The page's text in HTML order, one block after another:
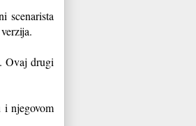
scenarista
. Ovaj drugi
i njegovom